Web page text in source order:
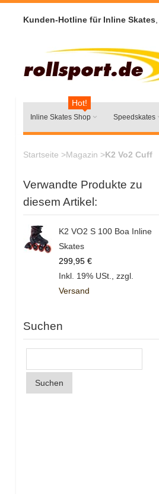
Kunden-Hotline für Inline Skates
Inline Skates Shop
Hot!
Speedskates
Startseite >Magazin >K2 Vo2 Cuff
Verwandte Produkte zu
diesem Artikel:
K2 VO2 S 100 Boa Inline
Skates
299,95 €
Inkl. 19% USt.
zzgl.
Versand
Suchen
Suchen